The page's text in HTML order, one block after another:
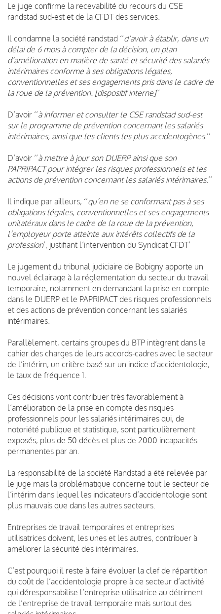
Le juge confirme la recevabilité du recours du CSE
randstad sud-est et de la CFDT des services.
Il condamne la société randstad ‘’d’avoir à établir, dans un
délai de 6 mois à compter de la décision, un plan
d’amélioration en matière de santé et sécurité des salariés
intérimaires conforme à ses obligations légales,
conventionnelles et ses engagements pris dans le cadre de
la roue de la prévention. [dispositif interne]’’
D’avoir ‘’à informer et consulter le CSE randstad sud-est
sur le programme de prévention concernant les salariés
intérimaires, ainsi que les clients les plus accidentogènes.’’
D’avoir ‘’à mettre à jour son DUERP ainsi que son
PAPRIPACT pour intégrer les risques professionnels et les
actions de prévention concernant les salariés intérimaires.’’
Il indique par ailleurs, ‘’qu’en ne se conformant pas à ses
obligations légales, conventionnelles et ses engagements
unilatéraux dans le cadre de la roue de la prévention,
l’employeur porte atteinte aux intérêts collectifs de la
profession’, justifiant l’intervention du Syndicat CFDT’
Le jugement du tribunal judiciaire de Bobigny apporte un
nouvel éclairage à la réglementation du secteur du travail
temporaire, notamment en demandant la prise en compte
dans le DUERP et le PAPRIPACT des risques professionnels
et des actions de prévention concernant les salariés
intérimaires.
Parallèlement, certains groupes du BTP intègrent dans le
cahier des charges de leurs accords-cadres avec le secteur
de l’intérim, un critère basé sur un indice d’accidentologie,
le taux de fréquence 1.
Ces décisions vont contribuer très favorablement à
l’amélioration de la prise en compte des risques
professionnels pour les salariés intérimaires qui, de
notoriété publique et statistique, sont particulièrement
exposés, plus de 50 décès et plus de 2000 incapacités
permanentes par an.
La responsabilité de la société Randstad a été relevée par
le juge mais la problématique concerne tout le secteur de
l’intérim dans lequel les indicateurs d’accidentologie sont
plus mauvais que dans les autres secteurs.
Entreprises de travail temporaires et entreprises
utilisatrices doivent, les unes et les autres, contribuer à
améliorer la sécurité des intérimaires.
C’est pourquoi il reste à faire évoluer la clef de répartition
du coût de l’accidentologie propre à ce secteur d’activité
qui déresponsabilise l’entreprise utilisatrice au détriment
de l’entreprise de travail temporaire mais surtout des